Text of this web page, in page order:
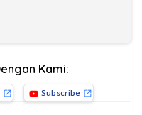
Kami:
Subscribe